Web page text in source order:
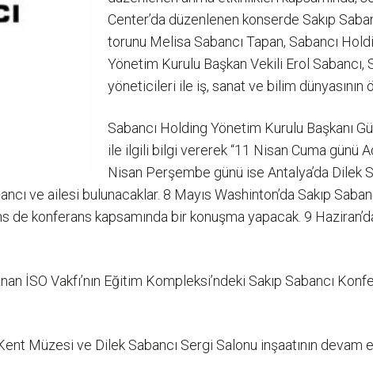
Center’da düzenlenen konserde Sakıp
torunu Melisa Sabancı Tapan, Sabancı
Yönetim Kurulu Başkan Vekili Erol Sabancı,
yöneticileri ile iş, sanat ve bilim dünyasının
Sabancı Holding Yönetim Kurulu Başkanı
ile ilgili bilgi vererek “11 Nisan Cuma günü
Nisan Perşembe günü ise Antalya’da Dilek
ve ailesi bulunacaklar. 8 Mayıs Washinton’da Sakıp
de konferans kapsamında bir konuşma yapacak. 9
İSO Vakfı’nın Eğitim Kompleksi’ndeki Sakıp Sabancı
Müzesi ve Dilek Sabancı Sergi Salonu inşaatının